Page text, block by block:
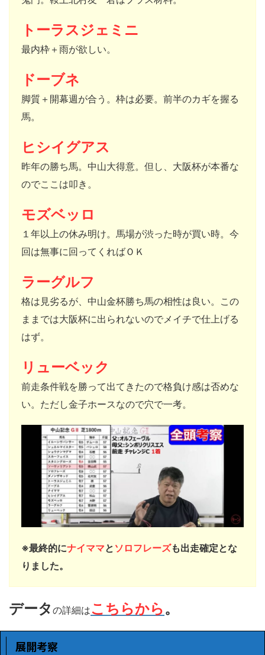
トーラスジェミニ
最内枠＋雨が欲しい。
ドーブネ
脚質＋開幕週が合う。枠は必要。前半のカギを握る
馬。
ヒシイグアス
昨年の勝ち馬。中山大得意。但し、大阪杯が本番な
のでここは叩き。
モズベッロ
１年以上の休み明け。馬場が渋った時が買い時。今
回は無事に回ってくればＯＫ
ラーグルフ
格は見劣るが、中山金杯勝ち馬の相性は良い。この
ままでは大阪杯に出られないのでメイチで仕上げる
はず。
リューベック
前走条件戦を勝って出てきたので格負け感は否めな
い。ただし金子ホースなので穴で一考。
※最終的にナイママと ソロフレーズも出走確定とな
りました。
データ の詳細はこちらから。
展開考察